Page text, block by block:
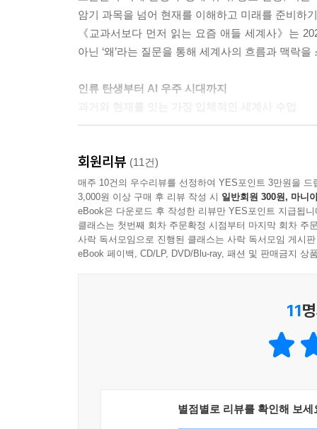
서융, 남만, 북적이라 불렀습니다. 우리 민족은 동
를 넘어 세상의 중심을 가리키는 기준점과 같았습
결국 황색은 ‘흙의 색’인 동시에 ‘중심의 색’입니
앙과 주변, 질서와 무질서, 문명과 그 바깥을 나누
제’라는 명칭은 통합 국가의 군주에게만 붙였습니
21세기의 오늘날에도 ‘유럽 연합’이라는 상징적
하는 것이었습니다.
--- p.82
수당 시대의 문명적 의미는 단순한 통합에 있지
나는 ‘움직이는 힘’이었고, 다른 하나는 ‘다스리
물론 이 과정이 순탄했던 것은 아닙니다. 두 전통
작된 변화는 수나라를 거치며 제도로 정리되었
는 주변 세계로 퍼져 나가 동아시아 각국의 국가
암기 과목을 넘어 현재를 이해하고 미래를 준비하
《교과서보다 먼저 읽는 요즘 애들 세계사》는
아닌 ‘왜’라는 질문을 통해 세계사의 흐름과 맥락
인류 탄생부터 AI 우주 시대까지
누구나 역사를 직관적으로 이해할 수 있도록 간결
도식, 지도, 연대표, 비교 그림 등 다양한 시각 자
통해 확장되며 머릿속에 하나의 구조로 연결된
된다.
또한 이 책은 단순히 역사적 사실을 정리하는 데
메소포타미아 문명의 기록 문화에서 정보와 기억
새로운 질서를 만들어 가는 과정을 보여 준다.
1타 인강 강사의 날카로운 분석과 통찰
회원리뷰 (11건)
매주 10건의 우수리뷰를 선정하여 YES포인트 3만원을 드
3,000원 이상 구매 후 리뷰 작성 시 일반회원 300원, 마니
eBook은 다운로드 후 작성한 리뷰만 YES포인트 지급됩니
클래스는 첫번째 회차 주문확정 시점부터 마지막 회차 주
사락 독서모임으로 진행된 클래스는 사락 독서모임 게시
eBook 페이백, CD/LP, DVD/Blu-ray, 패션 및 판매금지 상
11
별점별로 리뷰를 확인해 보세